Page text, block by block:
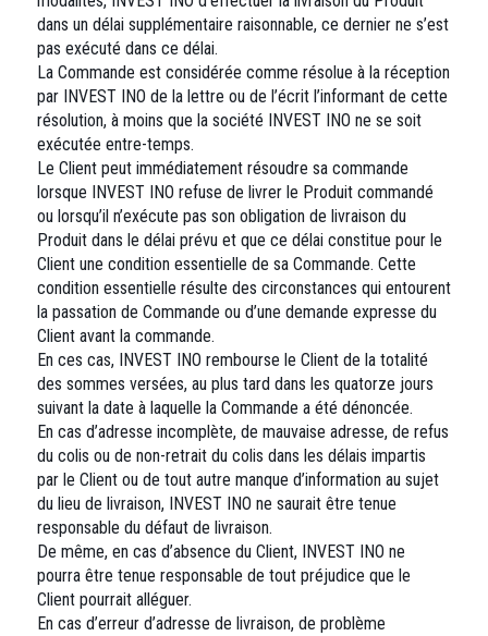
dans un délai supplémentaire raisonnable, ce dernier ne s’est
pas exécuté dans ce délai.
La Commande est considérée comme résolue à la réception
par INVEST INO de la lettre ou de l’écrit l’informant de cette
résolution, à moins que la société INVEST INO ne se soit
exécutée entre-temps.
Le Client peut immédiatement résoudre sa commande
lorsque INVEST INO refuse de livrer le Produit commandé
ou lorsqu’il n’exécute pas son obligation de livraison du
Produit dans le délai prévu et que ce délai constitue pour le
Client une condition essentielle de sa Commande. Cette
condition essentielle résulte des circonstances qui entourent
la passation de Commande ou d’une demande expresse du
Client avant la commande.
En ces cas, INVEST INO rembourse le Client de la totalité
des sommes versées, au plus tard dans les quatorze jours
suivant la date à laquelle la Commande a été dénoncée.
En cas d’adresse incomplète, de mauvaise adresse, de refus
du colis ou de non-retrait du colis dans les délais impartis
par le Client ou de tout autre manque d’information au sujet
du lieu de livraison, INVEST INO ne saurait être tenue
responsable du défaut de livraison.
De même, en cas d’absence du Client, INVEST INO ne
pourra être tenue responsable de tout préjudice que le
Client pourrait alléguer.
En cas d’erreur d’adresse de livraison, de problème